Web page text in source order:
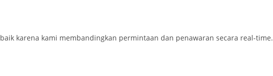
karena kami membandingkan permintaan dan penawaran secara real-time.